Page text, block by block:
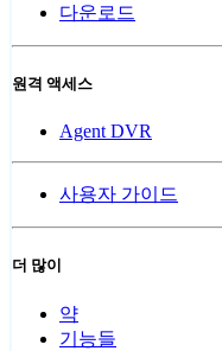
다운로드
원격 액세스
Agent DVR
사용자 가이드
더 많이
약
기능들